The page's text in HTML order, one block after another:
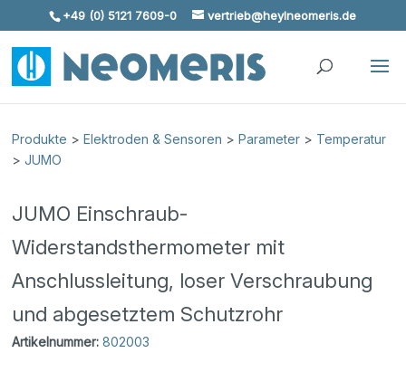
Skip To Content
+49 (0) 5121 7609-0 vertrieb@heylneomeris.de
Produkte >Elektroden & Sensoren >Parameter > Temperatur
>JUMO
JUMO Einschraub-
Widerstandsthermometer mit
Anschlussleitung, loser Verschraubung
und abgesetztem Schutzrohr
Artikelnummer: 802003